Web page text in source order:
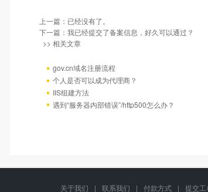
上一篇：已经没有了。
下一篇： 我已经提交了备案信息，好久可以通过？
>> 相关文章
gov.cn域名注册流程
个人是否可以成为代理商？
IIS组建方法
遇到“服务器内部错误”/http500怎么办？
关于我们 | 联系我们 | 付款方式 | 提交工